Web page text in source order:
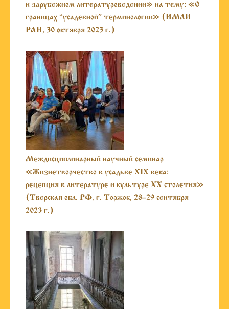
и зарубежном литературоведении» на тему: «О
границах “усадебной” терминологии» (ИМЛИ
РАН, 30 октября 2023 г.)
Междисциплинарный научный семинар
«Жизнетворчество в усадьбе XIX века:
рецепция в литературе и культуре XX столетия»
(Тверская обл. РФ, г. Торжок, 28–29 сентября
2023 г.)